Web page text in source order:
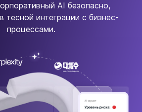
AI безопасно,
тесной интеграции с бизнес-
процессами.